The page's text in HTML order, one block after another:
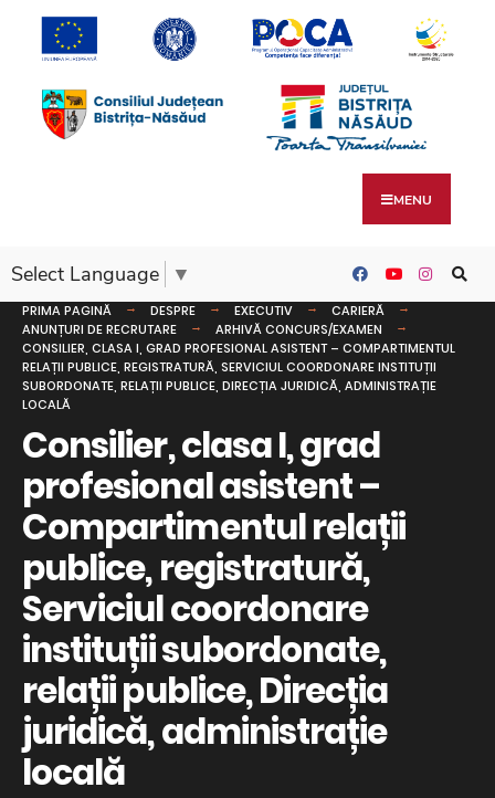
MENU
Select Language ▼
PRIMA PAGINĂ DESPRE EXECUTIV
CARIERĂ
ANUNȚURI DE RECRUTARE
ARHIVĂ CONCURS/EXAMEN
CONSILIER, CLASA I, GRAD PROFESIONAL ASISTENT – COMPARTIMENTUL
RELAȚII PUBLICE, REGISTRATURĂ, SERVICIUL COORDONARE INSTITUȚII
SUBORDONATE, RELAȚII PUBLICE, DIRECȚIA JURIDICĂ, ADMINISTRAȚIE
LOCALĂ
Consilier, clasa I, grad
profesional asistent –
Compartimentul relații
publice, registratură,
Serviciul coordonare
instituții subordonate,
relații publice, Direcția
juridică, administrație
locală